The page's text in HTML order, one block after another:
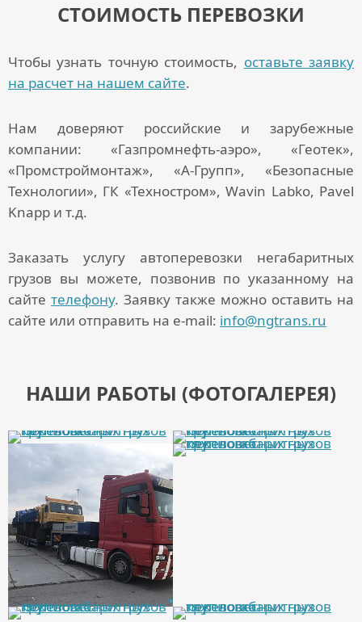
СТОИМОСТЬ ПЕРЕВОЗКИ
Чтобы узнать точную стоимость, оставьте заявку
на расчет на нашем сайте.
Нам доверяют российские и зарубежные
компании: «Газпромнефть-аэро», «Геотек»,
«Промстроймонтаж», «А-Групп», «Безопасные
Технологии», ГК «Техностром», Wavin Labko, Pavel
Knapp и т.д.
Заказать услугу автоперевозки негабаритных
грузов вы можете, позвонив по указанному на
сайте телефону. Заявку также можно оставить на
сайте или отправить на e-mail: info@ngtrans.ru
НАШИ РАБОТЫ (ФОТОГАЛЕРЕЯ)